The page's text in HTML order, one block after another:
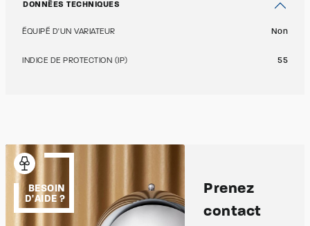
DONNÉES TECHNIQUES
ÉQUIPÉ D'UN VARIATEUR Non
INDICE DE PROTECTION (IP) 55
BESOIN
D'AIDE ?
Prenez
contact